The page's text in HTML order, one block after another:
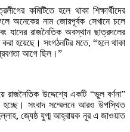
কমিটিতে হলে থাকা শিক্ষার্থীদের
অনেকের নাম জোরপূর্বক সেখানে চলে
যাদের রাজনৈতিক অবস্থান ছাত্রদলের
হয়েছে। সংগঠনটির মতে, “হলে থাকা
আগে ছিল।”
উদ্দেশ্যে একটি “ভুল বর্ণনা”
হচ্ছে। সংবাদ সম্মেলনে আরও উপস্থিত
জ্যেষ্ঠ যুগ্ম আহ্বায়ক নূর এ জাওয়াত